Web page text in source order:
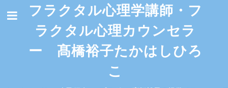
フラクタル心理学講師・フ
ラクタル心理カウンセラ
ー 髙橋裕子たかはしひろ
こ